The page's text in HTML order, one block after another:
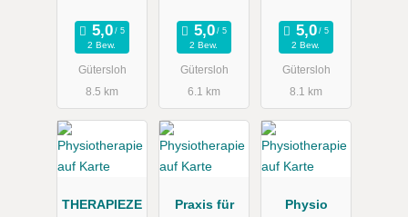
Physiothera
pie I Nina
Witt
2 Bew.
Gütersloh
8.5 km
2 Bew.
Gütersloh
6.1 km
2 Bew.
Gütersloh
8.1 km
THERAPIEZE
Praxis für
Physio